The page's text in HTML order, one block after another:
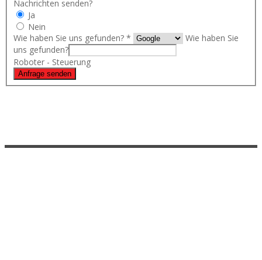
Nachrichten senden?
Ja
Nein
Wie haben Sie uns gefunden? *
Wie haben Sie
uns gefunden?
Roboter - Steuerung
Anfrage senden